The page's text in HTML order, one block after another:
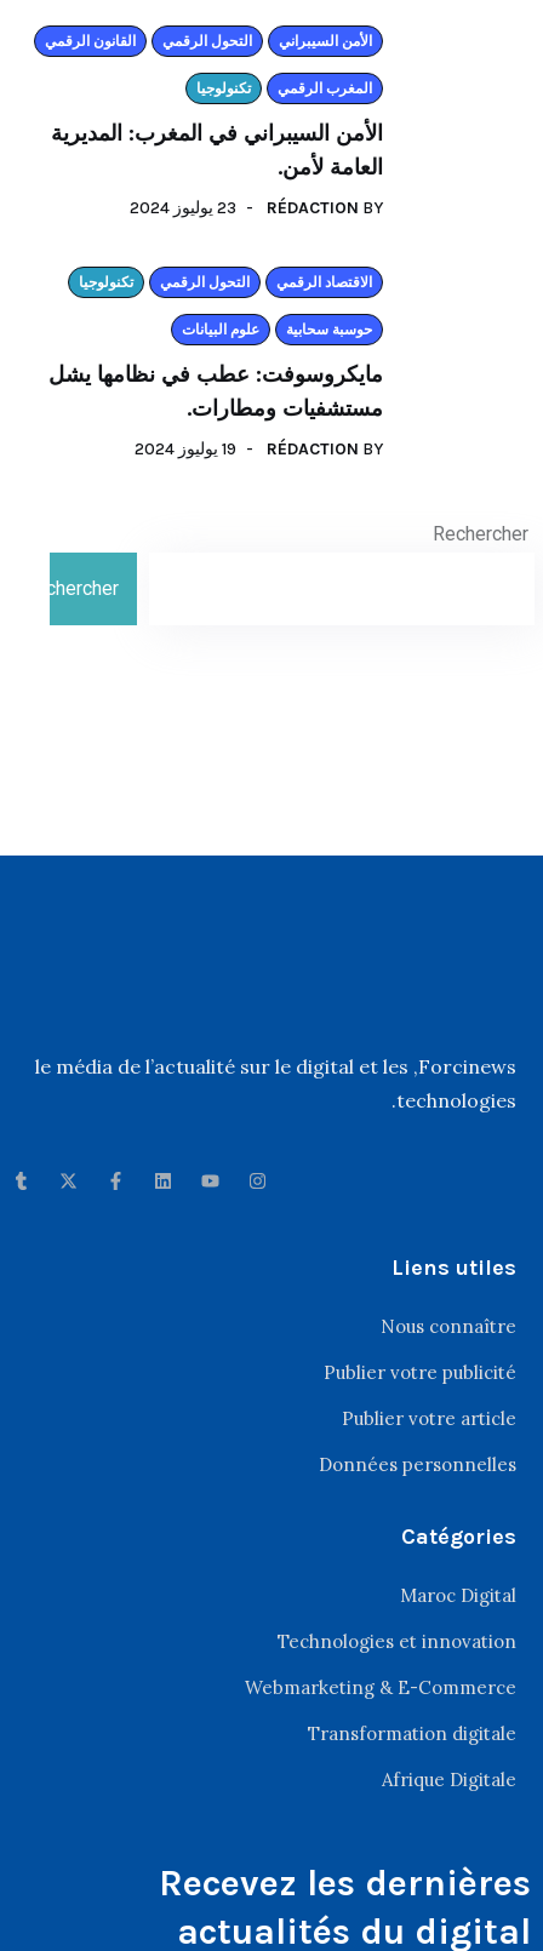
الأمن السيبراني التحول الرقمي القانون الرقمي
المغرب الرقمي تكنولوجيا
الأمن السيبراني في المغرب: المديرية
العامة لأمن.
BY
RÉDACTION 23 يوليوز 2024
اﻻقتصاد الرقمي التحول الرقمي تكنولوجيا
حوسبة سحابية علوم البيانات
مايكروسوفت: عطب في نظامها يشل
مستشفيات ومطارات.
BY
RÉDACTION 19 يوليوز 2024
Rechercher
Rechercher
Forcinews
, le média de l’actualité sur le digital et les
technologies.
Liens utiles
Nous connaître
Publier votre publicité
Publier votre article
Données personnelles
Catégories
Maroc Digital
Technologies et innovation
Webmarketing & E-Commerce
Transformation digitale
Afrique Digitale
Recevez les dernières
actualités du digital